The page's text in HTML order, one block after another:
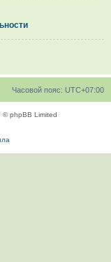
Часовой пояс: UTC+07:00
© phpBB Limited